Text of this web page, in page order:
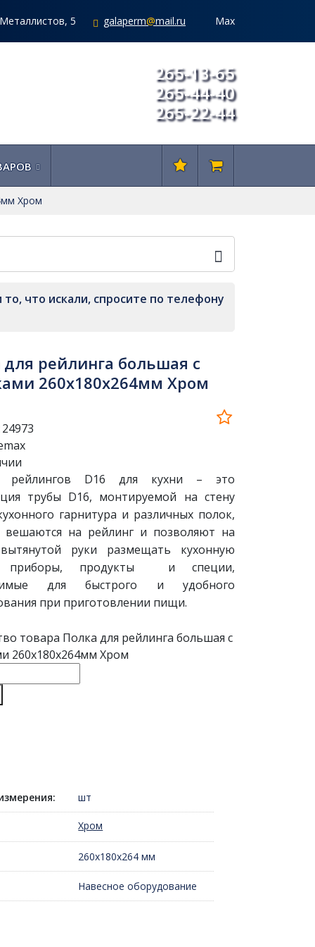
5 galaperm@mail.ru Мах
265-13-65
265-44-40
265-22-44
Хром
что искали, спросите по телефону
для рейлинга большая с
260х180х264мм Хром
24973
рейлингов D16 для кухни – это
трубы D16, монтируемой на стену
гарнитура и различных полок,
вешаются на рейлинг и позволяют на
руки размещать кухонную
приборы, продукты и специи,
для быстрого и удобного
при приготовлении пищи.
товара Полка для рейлинга большая с
260х180х264мм Хром
шт
Хром
260х180х264 мм
Навесное оборудование